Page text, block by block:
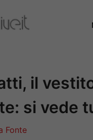
il
si vede
Fonte